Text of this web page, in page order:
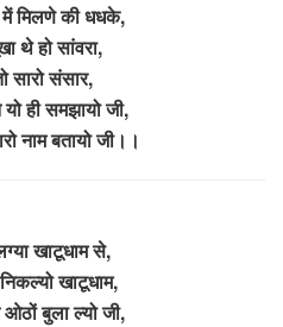
मिलणे की धधके,
थे हो सांवरा,
सारो संसार,
यो ही समझायो जी,
नाम बतायो जी।।
खाटूधाम से,
खाटूधाम,
ओठों बुला ल्यो जी,